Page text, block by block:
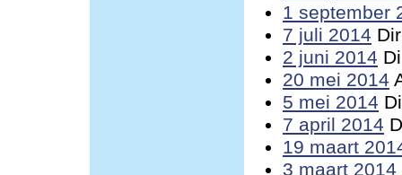
1 september
7 juli 2014
2 juni 2014
20 mei 2014
5 mei 2014
7 april 2014
19 maart
3 maart 2014